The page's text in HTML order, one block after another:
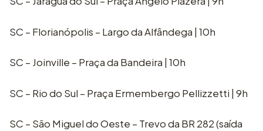
SC – Florianópolis – Largo da Alfândega | 10h
SC – Joinville – Praça da Bandeira | 10h
SC – Rio do Sul – Praça Ermembergo Pellizzetti | 9h
SC – São Miguel do Oeste – Trevo da BR 282 (saída